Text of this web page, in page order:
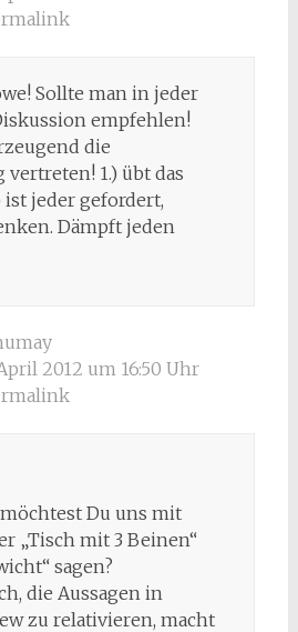
Sollte man in jeder
empfehlen!
die
1.) übt das
ist jeder gefordert,
Dämpft jeden
2012 um 16:50 Uhr
möchtest Du uns mit
„Tisch mit 3 Beinen“
sagen?
die Aussagen in
zu relativieren, macht